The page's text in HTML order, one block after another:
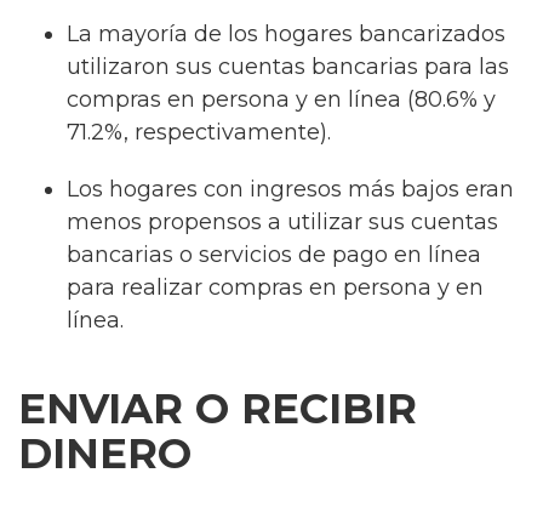
La mayoría de los hogares bancarizados
utilizaron sus cuentas bancarias para las
compras en persona y en línea (80.6% y
71.2%, respectivamente).
Los hogares con ingresos más bajos eran
menos propensos a utilizar sus cuentas
bancarias o servicios de pago en línea
para realizar compras en persona y en
línea.
ENVIAR O RECIBIR
DINERO